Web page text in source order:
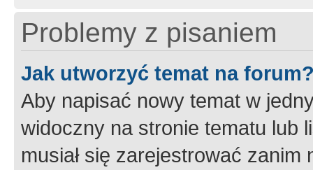
Problemy z pisaniem
Jak utworzyć temat na
Aby napisać nowy temat w
widoczny na stronie tematu lub
musiał się zarejestrować